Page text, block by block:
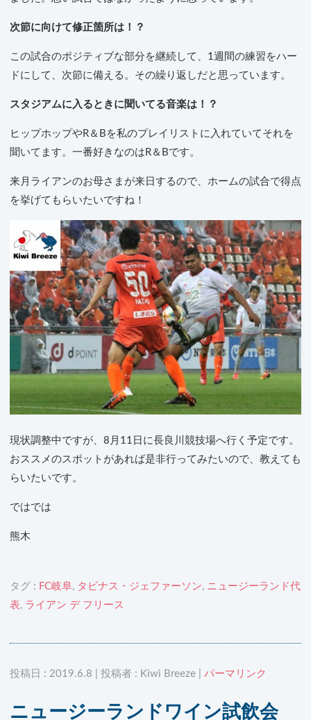
次節に向けて修正箇所は！？
この試合のポジティブな部分を継続して、1週間の練習をハー
ドにして、次節に備える。その繰り返しだと思っています。
スタジアムに入るときに聞いてる音楽は！？
ヒップホップやR＆Bを私のプレイリストに入れていてそれを
聞いてます。一番好きなのはR＆Bです。
来月ライアンのお母さまが来日するので、ホームの試合で得点
を挙げてもらいたいですね！
現状調整中ですが、8月11日に長良川競技場へ行く予定です。
おススメのスポットがあれば是非行ってみたいので、教えても
らいたいです。
ではでは
熊木
タグ : FC岐阜, タビナス・ジェファーソン, ニュージーランド代
表, ライアン デ フリース
投稿日 : 2019.6.8 | 投稿者 : Kiwi Breeze | パーマリンク
ニュージーランドワイン試飲会